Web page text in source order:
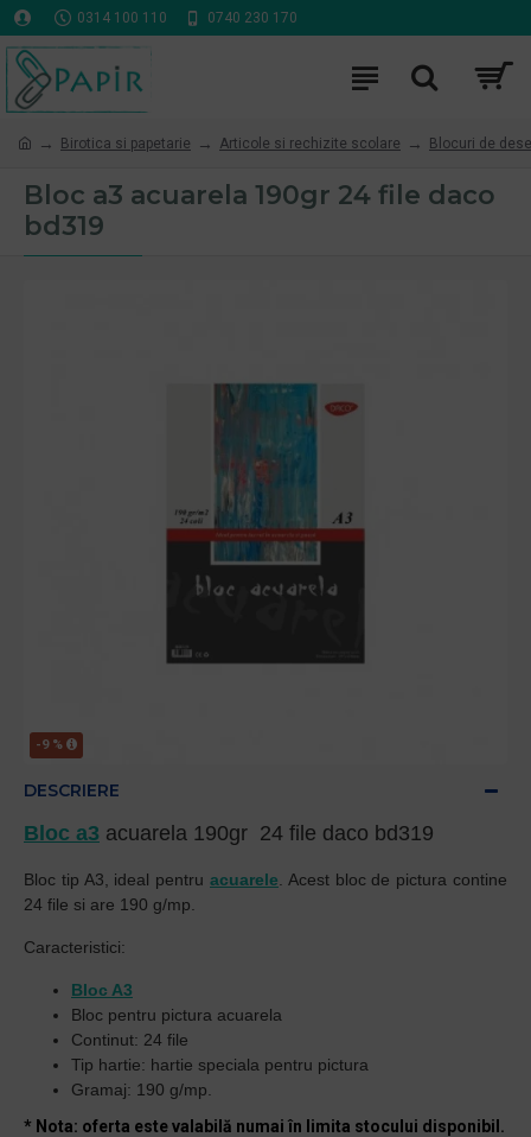
0314 100 110 0740 230 170
Birotica si papetarie Articole si rechizite scolare Blocuri de
Bloc a3 acuarela 190gr 24 file daco
bd319
-9 %
DESCRIERE
Bloc a3 acuarela 190gr 24 file daco bd319
Bloc tip A3, ideal pentru acuarele . Acest bloc de pictura contine
24 file si are 190 g/mp.
Caracteristici:
Bloc A3
Bloc pentru pictura acuarela
Continut: 24 file
Tip hartie: hartie speciala pentru pictura
Gramaj: 190 g/mp.
* Nota: oferta este valabilă numai în limita stocului disponibil.